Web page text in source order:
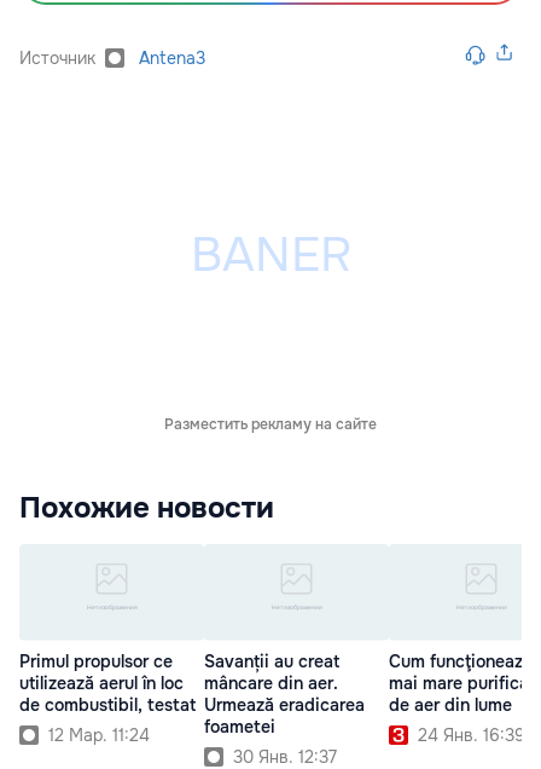
Источник Antena3
Разместить рекламу на сайте
Похожие новости
Primul propulsor ce
utilizează aerul în loc
de combustibil, testat
12 Мар. 11:24
Savanții au creat
mâncare din aer.
Urmează eradicarea
foametei
30 Янв. 12:37
Cum funcţionează
mai mare
de aer din lume
24 Янв. 16:39